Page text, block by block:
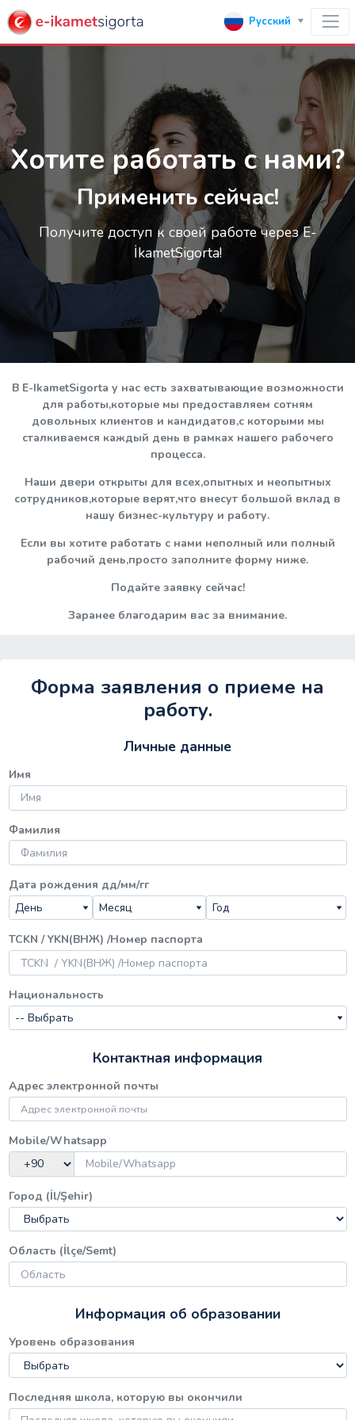
Русский
Хотите работать с нами?
Применить сейчас!
Получите доступ к своей работе через E-
İkametSigorta!
В E-IkametSigorta у нас есть захватывающие возможности
для работы,которые мы предоставляем сотням
довольных клиентов и кандидатов,с которыми мы
сталкиваемся каждый день в рамках нашего рабочего
процесса.
Наши двери открыты для всех,опытных и неопытных
сотрудников,которые верят,что внесут большой вклад в
нашу бизнес-культуру и работу.
Если вы хотите работать с нами неполный или полный
рабочий день,просто заполните форму ниже.
Подайте заявку сейчас!
Заранее благодарим вас за внимание.
Форма заявления о приеме на
работу.
Личные данные
Имя
Фамилия
Дата рождения дд/мм/гг
TCKN / YKN(ВНЖ) /Номер паспорта
Национальность
Контактная информация
Адрес электронной почты
Mobile/Whatsapp
Город (İl/Şehir)
Область (İlçe/Semt)
Информация об образовании
Уровень образования
Последняя школа, которую вы окончили